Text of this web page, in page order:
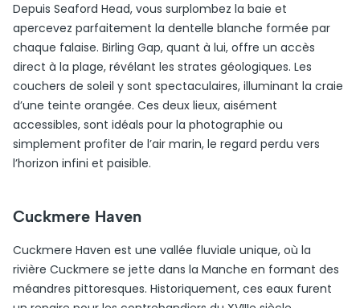
Depuis Seaford Head, vous surplombez la baie et
apercevez parfaitement la dentelle blanche formée par
chaque falaise. Birling Gap, quant à lui, offre un accès
direct à la plage, révélant les strates géologiques. Les
couchers de soleil y sont spectaculaires, illuminant la craie
d’une teinte orangée. Ces deux lieux, aisément
accessibles, sont idéals pour la photographie ou
simplement profiter de l’air marin, le regard perdu vers
l’horizon infini et paisible.
Cuckmere Haven
Cuckmere Haven est une vallée fluviale unique, où la
rivière Cuckmere se jette dans la Manche en formant des
méandres pittoresques. Historiquement, ces eaux furent